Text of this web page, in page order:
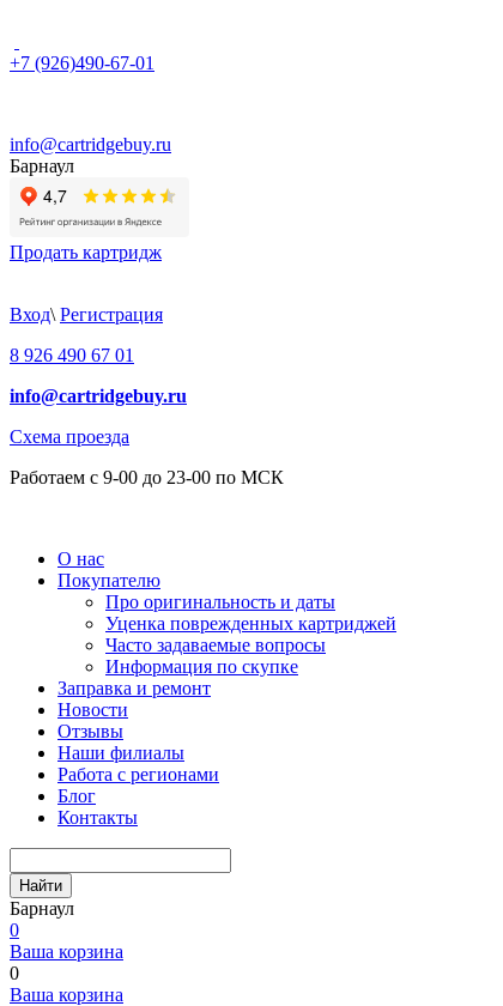
+7 (926)490-67-01
info@cartridgebuy.ru
Барнаул
Продать картридж
Вход\ Регистрация
8 926 490 67 01
info@cartridgebuy.ru
Схема проезда
Работаем с 9-00 до 23-00 по МСК
О нас
Покупателю
Про оригинальность и даты
Уценка поврежденных картриджей
Часто задаваемые вопросы
Информация по скупке
Заправка и ремонт
Новости
Отзывы
Наши филиалы
Работа с регионами
Блог
Контакты
Найти
Барнаул
0
Ваша корзина
0
Ваша корзина